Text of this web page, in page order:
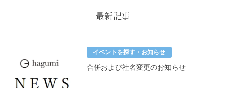
最新記事
イベントを探す・お知らせ
合併および社名変更のお知らせ